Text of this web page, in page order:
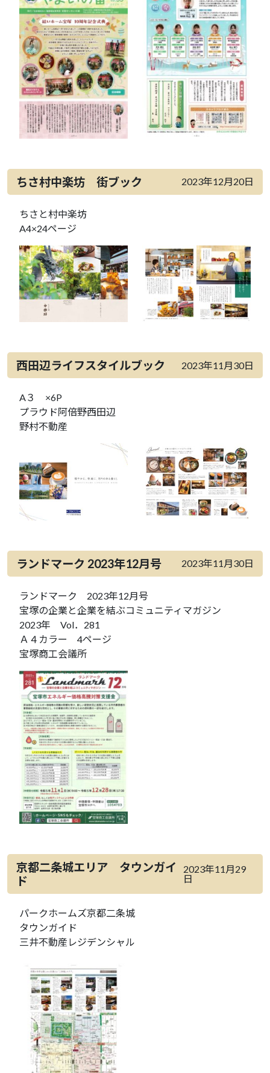
ちさ村中楽坊 街ブック 2023年12月20日
ちさと村中楽坊
A4×24ページ
西田辺ライフスタイルブック 2023年11月30日
A３ ×6P
プラウド阿倍野西田辺
野村不動産
ランドマーク 2023年12月号 2023年11月30日
ランドマーク 2023年12月号
宝塚の企業と企業を結ぶコミュニティマガジン
2023年 Vol．281
Ａ４カラー 4ページ
宝塚商工会議所
京都二条城エリア タウンガイ
ド
2023年11月29
日
パークホームズ京都二条城
タウンガイド
三井不動産レジデンシャル